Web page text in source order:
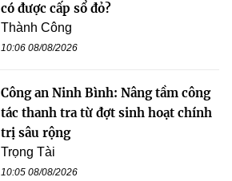
có được cấp sổ đỏ?
Thành Công
10:06 08/08/2026
Công an Ninh Bình: Nâng tầm công
tác thanh tra từ đợt sinh hoạt chính
trị sâu rộng
Trọng Tài
10:05 08/08/2026